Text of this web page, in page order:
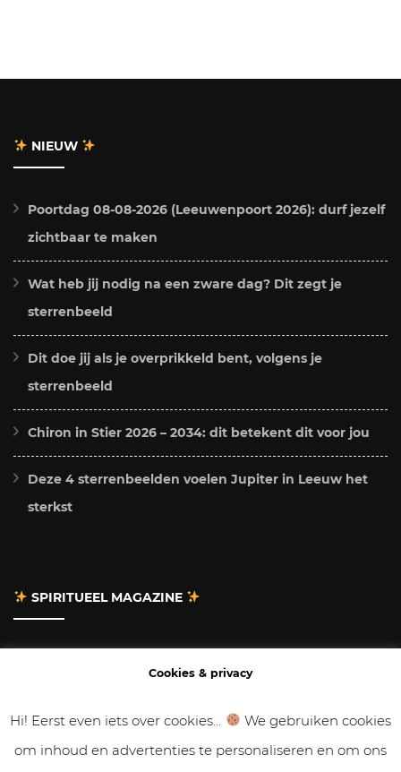
NIEUW
Poortdag 08-08-2026 (Leeuwenpoort 2026): durf jezelf
zichtbaar te maken
Wat heb jij nodig na een zware dag? Dit zegt je
sterrenbeeld
Dit doe jij als je overprikkeld bent, volgens je
sterrenbeeld
Chiron in Stier 2026 – 2034: dit betekent dit voor jou
Deze 4 sterrenbeelden voelen Jupiter in Leeuw het
sterkst
SPIRITUEEL MAGAZINE
Gastbloggen
Cookies & privacy
Hi! Eerst even iets over cookies...
We gebruiken cookies
om inhoud en advertenties te personaliseren en om ons